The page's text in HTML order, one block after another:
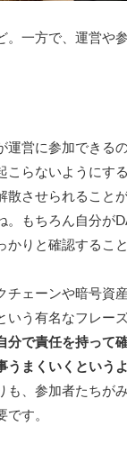
。一方で、運営や
運営に参加できる
こらないようにす
散させられること
。もちろん自分が
かりと確認するこ
チェーンや暗号資
いう有名なフレー
分で責任を持って
うまくいくという
も、参加者たちが
です。